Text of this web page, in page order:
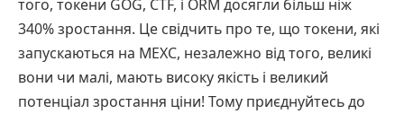
того, токени GOG, CTF, і ORM досягли більш ніж
340% зростання. Це свідчить про те, що токени, які
запускаються на МЕХС, незалежно від того, великі
вони чи малі, мають високу якість і великий
потенціал зростання ціни! Тому приєднуйтесь до